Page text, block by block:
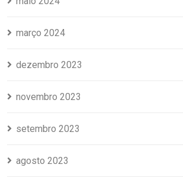
março 2024
dezembro 2023
novembro 2023
setembro 2023
agosto 2023